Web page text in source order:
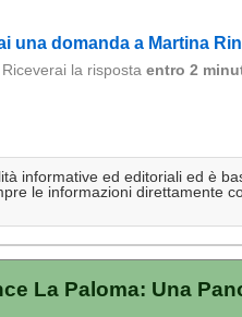
una domanda a Martina
Riceverai la risposta entro 2
informative ed editoriali ed è
le informazioni direttamente
La Paloma: Una